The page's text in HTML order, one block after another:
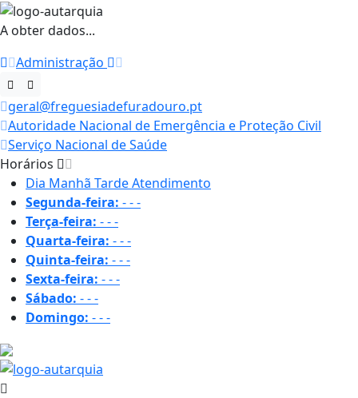
A obter dados...
Administração
geral@freguesiadefuradouro.pt
Autoridade Nacional de Emergência e Proteção Civil
Serviço Nacional de Saúde
Horários
Dia Manhã TardeAtendimento
Segunda-feira: ---
Terça-feira: ---
Quarta-feira: ---
Quinta-feira: ---
Sexta-feira: ---
Sábado: ---
Domingo: ---